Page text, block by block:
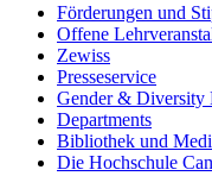
Förderungen und
Offene
Zewiss
Presseservice
Gender & Diversity
Departments
Bibliothek und
Die Hochschule